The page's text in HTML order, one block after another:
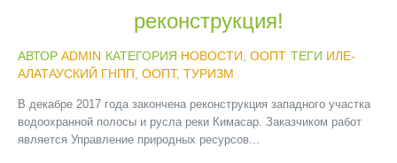
реконструкция!
АВТОР ADMIN КАТЕГОРИЯ НОВОСТИ ООПТ ТЕГИ ИЛЕ-
АЛАТАУСКИЙ ГНПП ООПТ, ТУРИЗМ
В декабре 2017 года закончена реконструкция западного участка
водоохранной полосы и русла реки Кимасар. Заказчиком работ
является Управление природных ресурсов...